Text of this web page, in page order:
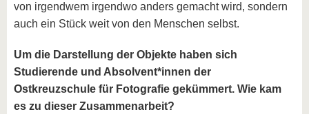
von irgendwem irgendwo anders gemacht wird, sondern
auch ein Stück weit von den Menschen selbst.
Um die Darstellung der Objekte haben sich
Studierende und Absolvent*innen der
Ostkreuzschule für Fotografie gekümmert. Wie kam
es zu dieser Zusammenarbeit?